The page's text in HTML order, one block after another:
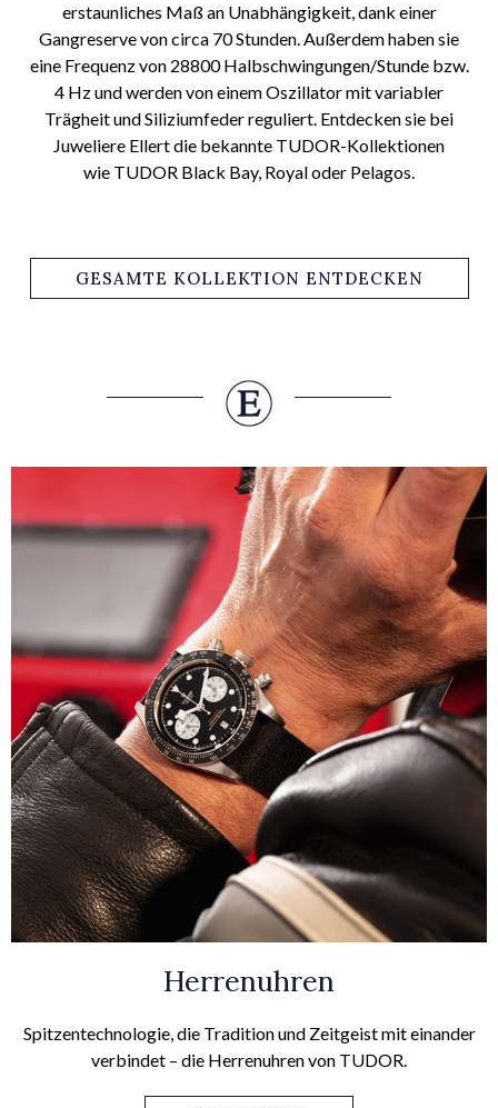
erstaunliches Maß an Unabhängigkeit, dank einer
Gangreserve von circa 70 Stunden. Außerdem haben sie
eine Frequenz von 28800 Halbschwingungen/Stunde bzw.
4 Hz und werden von einem Oszillator mit variabler
Trägheit und Siliziumfeder reguliert. Entdecken sie bei
Juweliere Ellert die bekannte TUDOR-Kollektionen
wie TUDOR Black Bay, Royal oder Pelagos.
GESAMTE KOLLEKTION ENTDECKEN
Herrenuhren
Spitzentechnologie, die Tradition und Zeitgeist mit einander
verbindet – die Herrenuhren von TUDOR.